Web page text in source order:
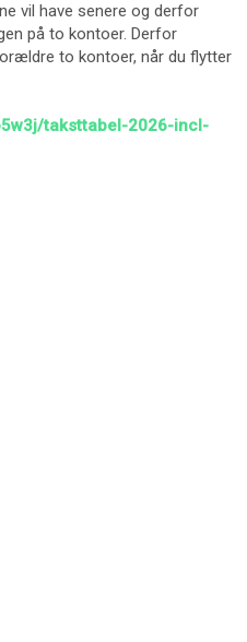
vil have senere og derfor
på to kontoer. Derfor
to kontoer, når du flytter
taksttabel-2026-incl-